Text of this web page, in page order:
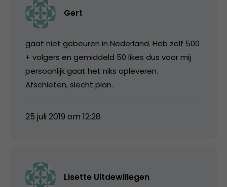
Gert
gaat niet gebeuren in Nederland. Heb zelf 500
+ volgers en gemiddeld 50 likes dus voor mij
persoonlijk gaat het niks opleveren.
Afschieten, slecht plan.
25 juli 2019 om 12:28
Lisette Uitdewillegen